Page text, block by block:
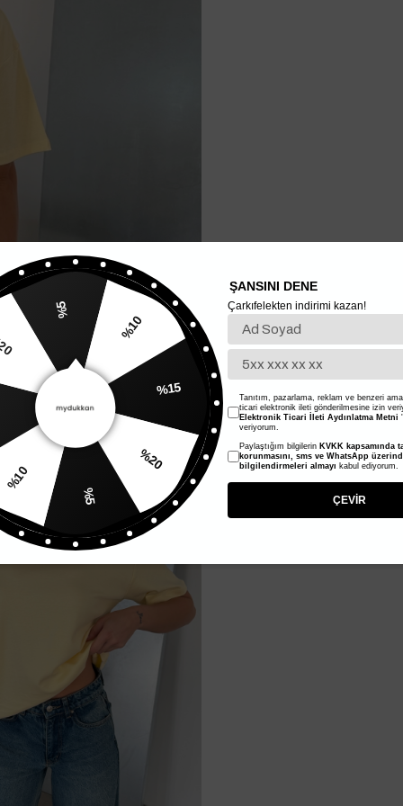
%5
%10
%15
%20
%5
%10
ŞANSINI DENE
Çarkıfelekten indirimi kazan!
Tanıtım, pazarlama, reklam ve benzeri
ticari elektronik ileti gönderilmesine izin
Elektronik Ticari İleti Aydınlatma Metni
veriyorum.
Paylaştığım bilgilerin KVKK kapsamında
korunmasını, sms ve WhatsApp
bilgilendirmeleri almayı kabul ediyorum.
ÇEVİR